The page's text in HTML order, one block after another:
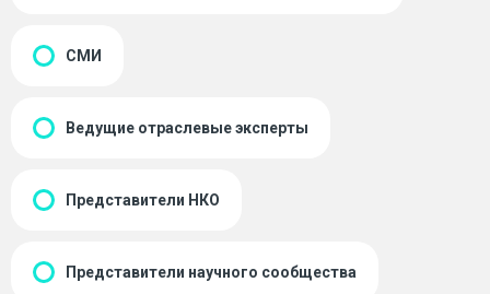
СМИ
Ведущие отраслевые эксперты
Представители НКО
Представители научного сообщества